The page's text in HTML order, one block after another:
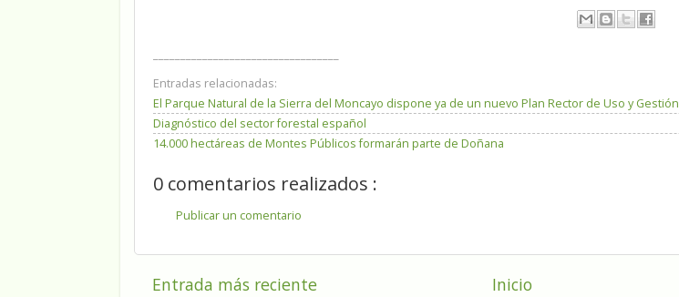
Entradas relacionadas:
El Parque Natural de la Sierra del Moncayo dispone ya de un nuevo Plan Rector de Uso y Gestión
Diagnóstico del sector forestal español
14.000 hectáreas de Montes Públicos formarán parte de Doñana
0 comentarios realizados :
Publicar un comentario
Entrada más reciente Inicio